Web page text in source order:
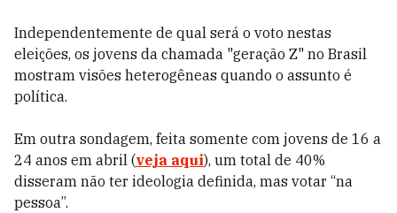
Independentemente de qual será o voto nestas
eleições, os jovens da chamada "geração Z" no Brasil
mostram visões heterogêneas quando o assunto é
política.
Em outra sondagem, feita somente com jovens de 16 a
24 anos em abril (veja aqui), um total de 40%
disseram não ter ideologia definida, mas votar “na
pessoa”.